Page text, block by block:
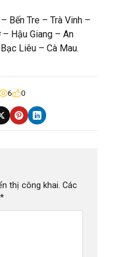
Bến Tre – Trà Vinh –
Hậu Giang – An
Liêu – Cà Mau.
6 0
thị công khai. Các
*